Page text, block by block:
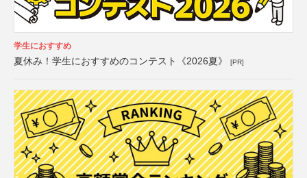
学生におすすめ
夏休み！学生におすすめのコンテスト《2026夏》 [PR]